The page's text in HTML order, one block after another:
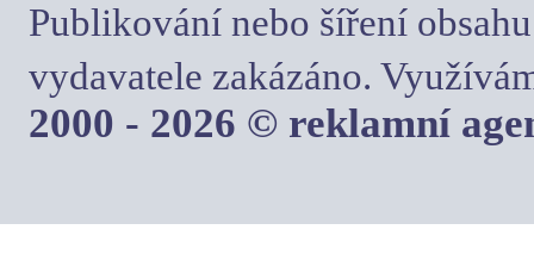
Publikování nebo šíření
vydavatele zakázáno.
2000 - 2026 © reklamní